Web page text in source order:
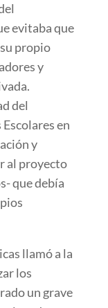
evitaba que
propio
y
del
en
y
al proyecto
que debía
llamó a la
los
un grave